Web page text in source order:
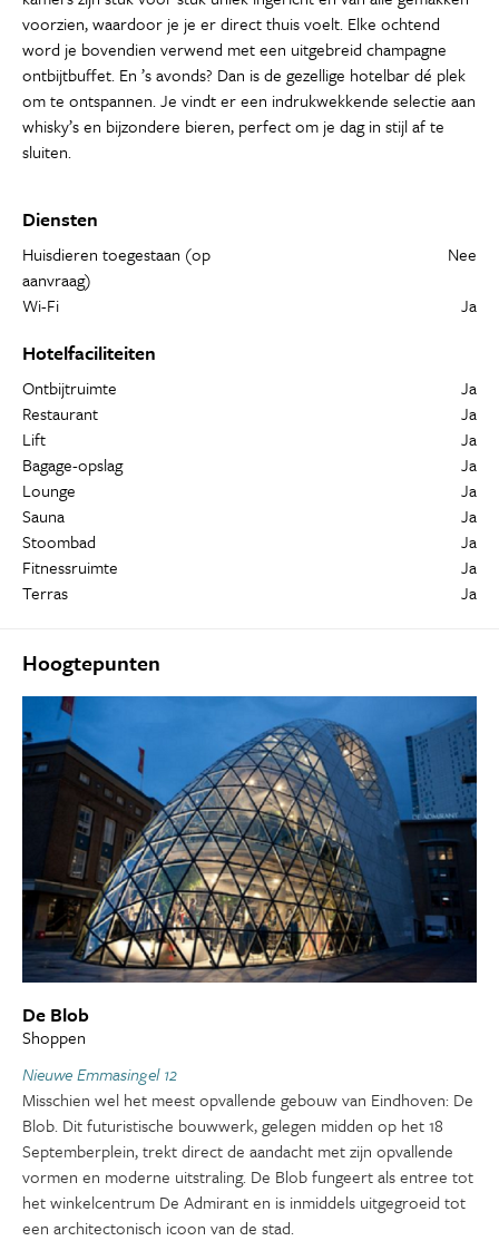
voorzien, waardoor je je er direct thuis voelt. Elke ochtend
word je bovendien verwend met een uitgebreid champagne
ontbijtbuffet. En ’s avonds? Dan is de gezellige hotelbar dé plek
om te ontspannen. Je vindt er een indrukwekkende selectie aan
whisky’s en bijzondere bieren, perfect om je dag in stijl af te
sluiten.
Diensten
Huisdieren toegestaan (op
aanvraag)
Nee
Wi-Fi Ja
Hotelfaciliteiten
Ontbijtruimte
Ja
Restaurant
Ja
Lift
Ja
Bagage-opslag
Ja
Lounge
Ja
Sauna
Ja
Stoombad
Ja
Fitnessruimte
Ja
Terras
Ja
Hoogtepunten
De Blob
Shoppen
Nieuwe Emmasingel 12
Misschien wel het meest opvallende gebouw van Eindhoven: De
Blob. Dit futuristische bouwwerk, gelegen midden op het 18
Septemberplein, trekt direct de aandacht met zijn opvallende
vormen en moderne uitstraling. De Blob fungeert als entree tot
het winkelcentrum De Admirant en is inmiddels uitgegroeid tot
een architectonisch icoon van de stad.